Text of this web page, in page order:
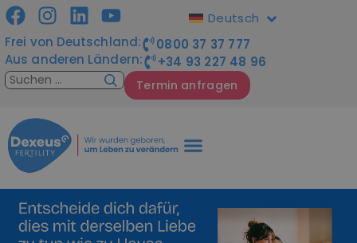
Frei von Deutschland:
0800 37 37 777
Aus anderen Ländern:
+34 93 227 48 96
Termin anfragen
Deutsch